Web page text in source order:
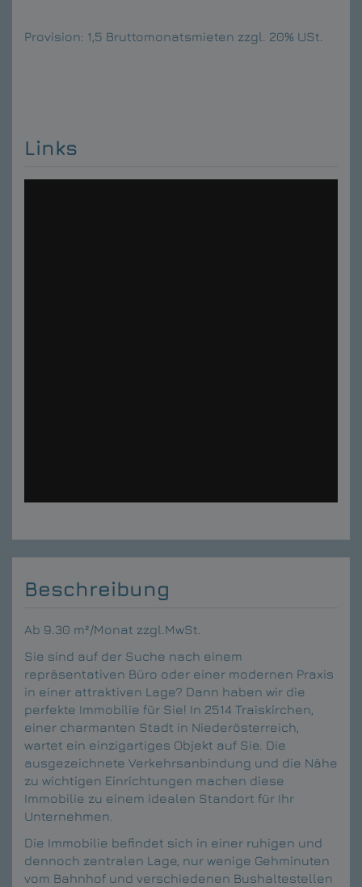
Provision: 1,5 Bruttomonatsmieten zzgl. 20% USt.
Links
Beschreibung
Ab 9.30 m²/Monat zzgl.MwSt.
Sie sind auf der Suche nach einem
repräsentativen Büro oder einer modernen Praxis
in einer attraktiven Lage? Dann haben wir die
perfekte Immobilie für Sie! In 2514 Traiskirchen,
einer charmanten Stadt in Niederösterreich,
wartet ein einzigartiges Objekt auf Sie. Die
ausgezeichnete Verkehrsanbindung und die Nähe
zu wichtigen Einrichtungen machen diese
Immobilie zu einem idealen Standort für Ihr
Unternehmen.
Die Immobilie befindet sich in einer ruhigen und
dennoch zentralen Lage, nur wenige Gehminuten
vom Bahnhof und verschiedenen Bushaltestellen